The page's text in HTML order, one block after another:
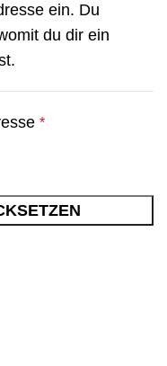
ein. Du
du dir ein
*